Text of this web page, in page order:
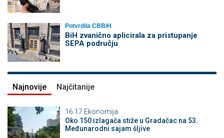
Potvrdila CBBiH
BiH zvanično aplicirala za pristupanje
SEPA području
Najnovije Najčitanije
16:17 Ekonomija
Oko 150 izlagača stiže u Gradačac na 53.
Međunarodni sajam šljive